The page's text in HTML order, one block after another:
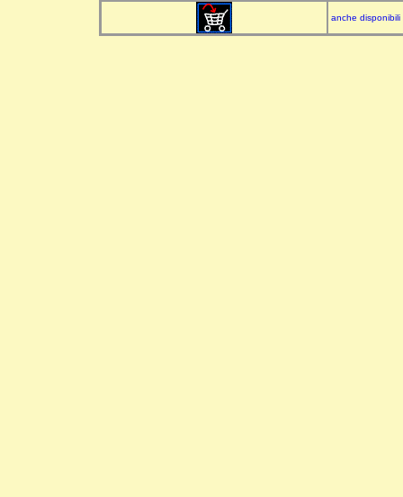
anche disponibili